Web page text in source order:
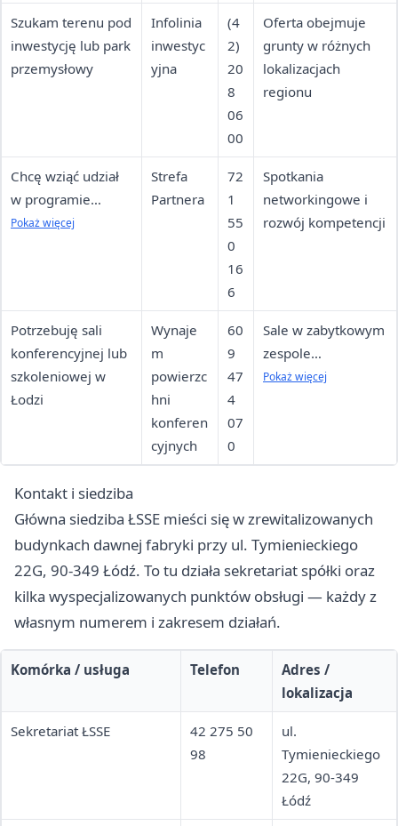
Szukam terenu pod
inwestycję lub park
przemysłowy
Infolinia
inwestyc
yjna
(4
2)
20
8
06
00
Oferta obejmuje
grunty w różnych
lokalizacjach
regionu
Chcę wziąć udział
w programie
partnerskim,
Pokaż więcej
Strefa
Partnera
72
1
55
0
16
6
Spotkania
networkingowe i
rozwój kompetencji
Potrzebuję sali
konferencyjnej lub
szkoleniowej w
Łodzi
Wynaje
m
powierzc
hni
konferen
cyjnych
60
9
47
4
07
0
Sale w zabytkowym
zespole
pofabrycznym,
Pokaż więcej
Kontakt i siedziba
Główna siedziba ŁSSE mieści się w zrewitalizowanych
budynkach dawnej fabryki przy ul. Tymienieckiego
22G, 90-349 Łódź. To tu działa sekretariat spółki oraz
kilka wyspecjalizowanych punktów obsługi — każdy z
własnym numerem i zakresem działań.
Komórka / usługa Telefon
Adres /
lokalizacja
Sekretariat ŁSSE
42 275 50
98
ul.
Tymienieckiego
22G, 90-349
Łódź